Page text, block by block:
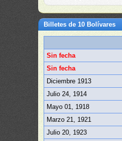
Billetes de 10 Bolívares
Sin fecha
Sin fecha
Diciembre 1913
Julio 24, 1914
Mayo 01, 1918
Marzo 21, 1921
Julio 20, 1923